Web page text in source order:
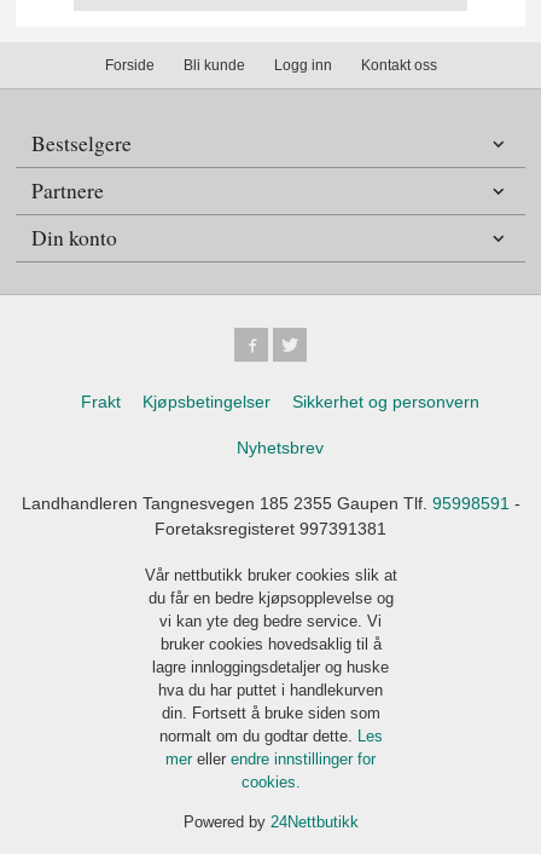
Forside Bli kunde Logg inn Kontakt oss
Bestselgere
Partnere
Din konto
Frakt Kjøpsbetingelser Sikkerhet og personvern
Nyhetsbrev
Landhandleren Tangnesvegen 185 2355 Gaupen Tlf. 95998591 -
Foretaksregisteret 997391381
Vår nettbutikk bruker cookies slik at
du får en bedre kjøpsopplevelse og
vi kan yte deg bedre service. Vi
bruker cookies hovedsaklig til å
lagre innloggingsdetaljer og huske
hva du har puttet i handlekurven
din. Fortsett å bruke siden som
normalt om du godtar dette. Les
mer eller endre innstillinger for
cookies.
Powered by 24Nettbutikk